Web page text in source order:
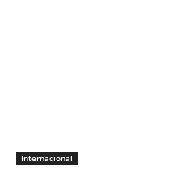
Internacional